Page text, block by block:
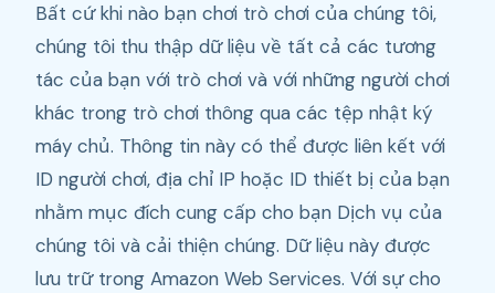
Bất cứ khi nào bạn chơi trò chơi của chúng tôi,
chúng tôi thu thập dữ liệu về tất cả các tương
tác của bạn với trò chơi và với những người chơi
khác trong trò chơi thông qua các tệp nhật ký
máy chủ. Thông tin này có thể được liên kết với
ID người chơi, địa chỉ IP hoặc ID thiết bị của bạn
nhằm mục đích cung cấp cho bạn Dịch vụ của
chúng tôi và cải thiện chúng. Dữ liệu này được
lưu trữ trong Amazon Web Services. Với sự cho